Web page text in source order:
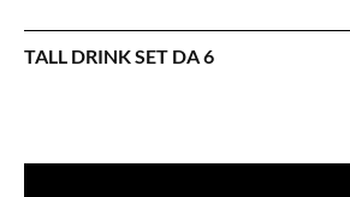
TALL DRINK SET DA 6